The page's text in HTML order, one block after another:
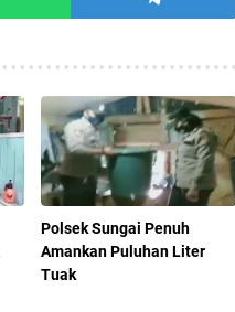
Polsek Sungai Penuh
Amankan Puluhan Liter
Tuak